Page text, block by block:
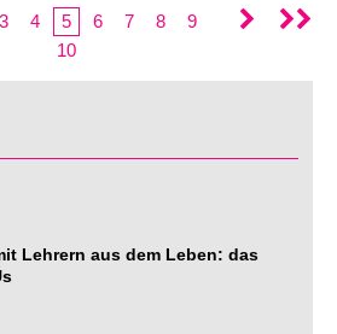
3 4 5 6 7 8
9
10
Lehrern aus dem Leben: das